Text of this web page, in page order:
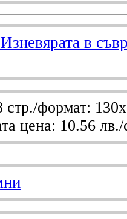
в
стр./формат:
цена: 10.56 лв./